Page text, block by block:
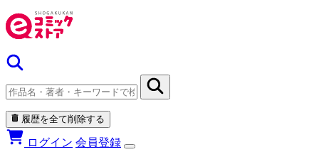
履歴を全て削除する
ログイン 会員登録